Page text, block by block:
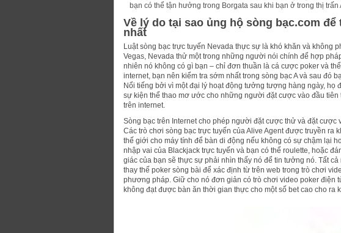
bạn có thể tận hưởng trong Borgata sau khi bạn ở trong thị trấn
Về lý do tại sao ủng hộ sòng bạc.com
nhất
Luật sòng bạc trực tuyến Nevada thực sự là khó khăn và không
Vegas, Nevada thử một trong những người nói chính để hợp
nhiên nó không có gì bạn – chỉ đơn thuần là cá cược poker và
internet, bạn nên kiểm tra sớm nhất trong sòng bạc A và sau đó
Nổi tiếng bởi vì một đại lý hoạt động tưởng tượng hàng ngày,
sự kiện thể thao mơ ước cho những người đặt cược vào đầu
trên internet.
Sòng bạc trên Internet cho phép người đặt cược thử và đặt cược
Các trò chơi sòng bạc trực tuyến của Alive Agent được truyền ra
thế giới cho máy tính để bàn di động nếu không có sự chậm lại
nhập vai của Blackjack trực tuyến và bạn có thể roulette, hoặc
giác của bạn sẽ thực sự phải nhìn thấy nó để tin tưởng nó. Tất
thay thế poker sòng bài để xác định từ trên web trong trò chơi
phương pháp. Giữ cho nó đơn giản có trò chơi video poker điện
không đạt được bàn ăn thời gian thực cho một số bet cao cho ra